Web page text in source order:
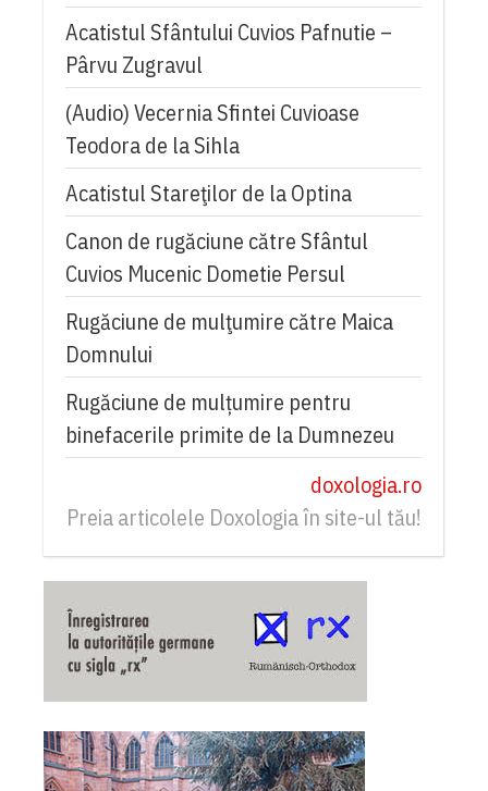
Acatistul Sfântului Cuvios Pafnutie –
Pârvu Zugravul
(Audio) Vecernia Sfintei Cuvioase
Teodora de la Sihla
Acatistul Stareţilor de la Optina
Canon de rugăciune către Sfântul
Cuvios Mucenic Dometie Persul
Rugăciune de mulţumire către Maica
Domnului
Rugăciune de mulțumire pentru
binefacerile primite de la Dumnezeu
doxologia.ro
Preia articolele Doxologia în site-ul tău!